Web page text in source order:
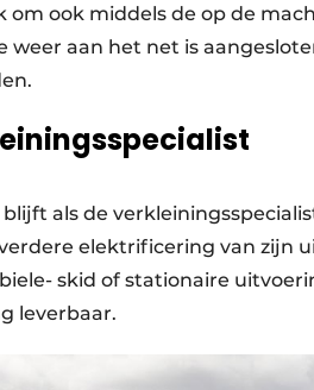
om ook middels de op de
weer aan het net is
als de
elektrificering van zijn
skid of stationaire
leverbaar.